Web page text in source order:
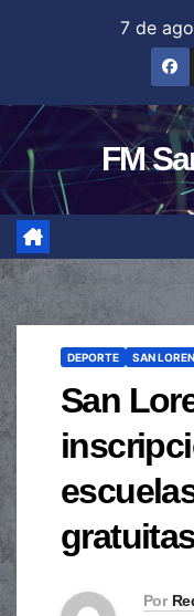
7 de
FM
DEPORTE SAN
San
Por